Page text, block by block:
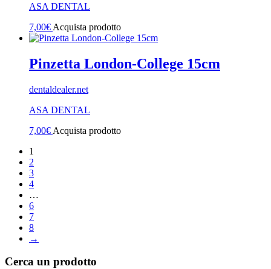
ASA DENTAL
7,00€ Acquista prodotto
Pinzetta London-College 15cm
dentaldealer.net
ASA DENTAL
7,00€ Acquista prodotto
1
2
3
4
…
6
7
8
→
Cerca un prodotto